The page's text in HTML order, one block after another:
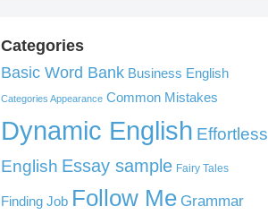
Categories
Basic Word Bank Business English
Categories Appearance Common Mistakes
Dynamic English Effortless
English Essay sample Fairy Tales
Finding Job Follow Me Grammar